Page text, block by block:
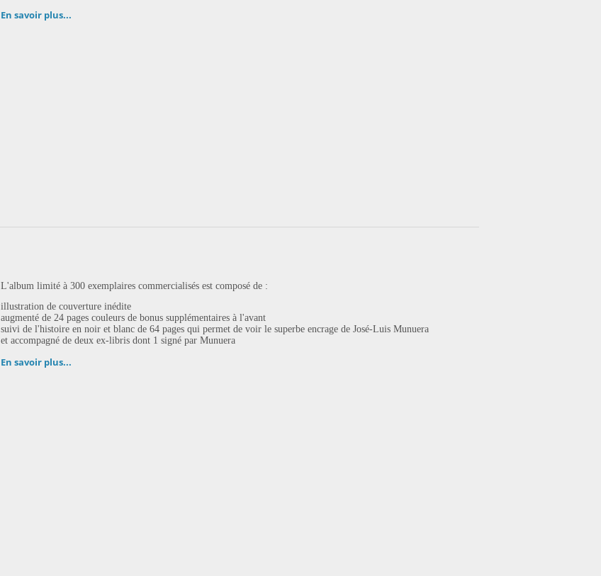
En savoir plus...
L'album limité à 300 exemplaires commercialisés est composé de :
illustration de couverture inédite
augmenté de 24 pages couleurs de bonus supplémentaires à l'avant
suivi de l'histoire en noir et blanc de 64 pages qui permet de voir le superbe encrage de José-Luis Munuera
et accompagné de deux ex-libris dont 1 signé par Munuera
En savoir plus...